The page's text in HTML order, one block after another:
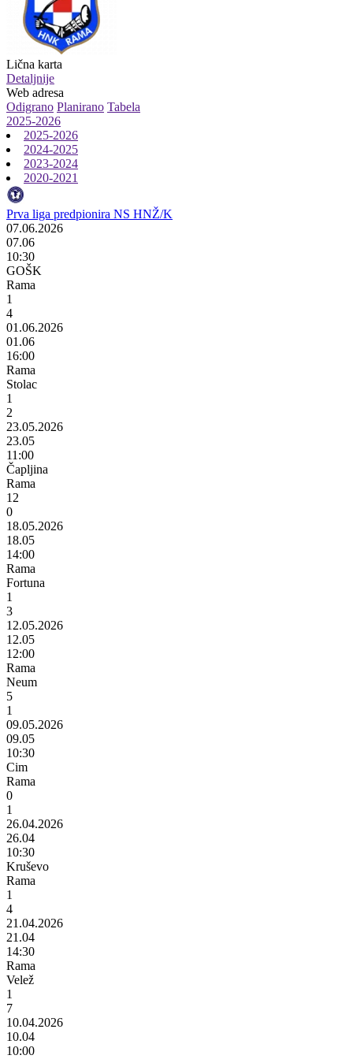
Lična karta
Detaljnije
Web adresa
Odigrano Planirano Tabela
2025-2026
2025-2026
2024-2025
2023-2024
2020-2021
Prva liga predpionira NS HNŽ/K
07.06.2026
07.06
10:30
GOŠK
Rama
1
4
01.06.2026
01.06
16:00
Rama
Stolac
1
2
23.05.2026
23.05
11:00
Čapljina
Rama
12
0
18.05.2026
18.05
14:00
Rama
Fortuna
1
3
12.05.2026
12.05
12:00
Rama
Neum
5
1
09.05.2026
09.05
10:30
Cim
Rama
0
1
26.04.2026
26.04
10:30
Kruševo
Rama
1
4
21.04.2026
21.04
14:30
Rama
Velež
1
7
10.04.2026
10.04
10:00